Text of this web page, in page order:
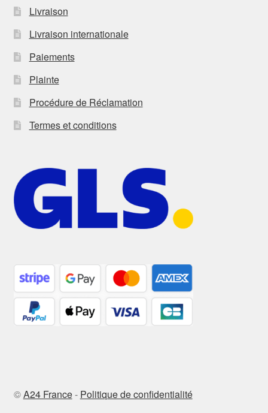
Livraison
Livraison internationale
Paiements
Plainte
Procédure de Réclamation
Termes et conditions
©A24 France- Politique de confidentialité